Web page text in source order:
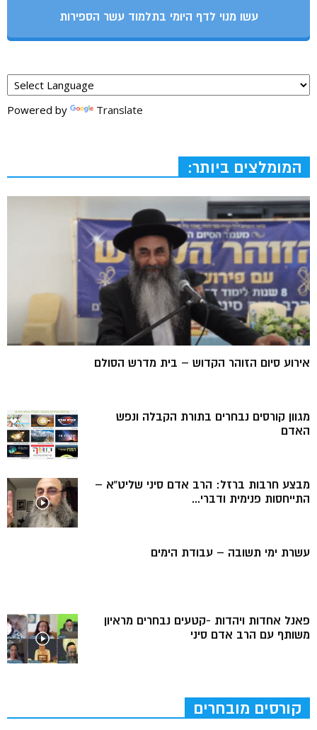
עשו מנוי לדף היומי בתלמוד עשר הספירות
Powered by Translate
המומלצים ביותר:
אירוע סיום הזוהר הקדוש – בית מדרש הסולם
מגוון קורסים נבחרים בתורת הקבלה ונפש
האדם
מבצע חרבות ברזל: הרב אדם סיני שליט”א –
התייחסות פנימית ודברי...
עשרת ימי תשובה – עבודת הימים
פאנל אחדות ויהדות -קטעים נבחרים מראיון
משותף עם הרב אדם סיני
קורסים מובחרים